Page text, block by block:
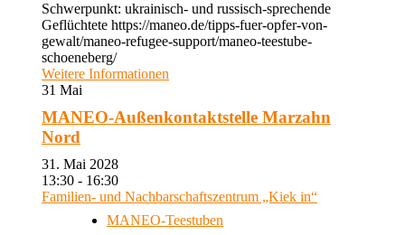
Schwerpunkt: ukrainisch- und russisch-sprechende
Geflüchtete https://maneo.de/tipps-fuer-opfer-von-
gewalt/maneo-refugee-support/maneo-teestube-
schoeneberg/
Weitere Informationen
31 Mai
MANEO-Außenkontaktstelle Marzahn
Nord
31. Mai 2028
13:30 - 16:30
Familien- und Nachbarschaftszentrum „Kiek in“
MANEO-Teestuben